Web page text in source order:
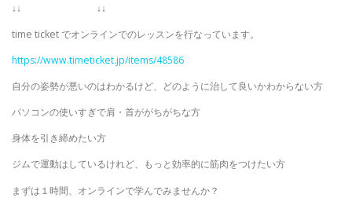
↓↓ ↓↓
time ticket でオンラインでのレッスンを行なっています。
https://www.timeticket.jp/items/48586
自分の姿勢が悪いのはわかるけど、どのように治して良いかわからない方
パソコンの使いすぎで肩・首ががちがちな方
身体を引き締めたい方
ジムで運動はしているけれど、もっと効率的に筋肉をつけたい方
まずは１時間、オンラインで学んでみませんか？